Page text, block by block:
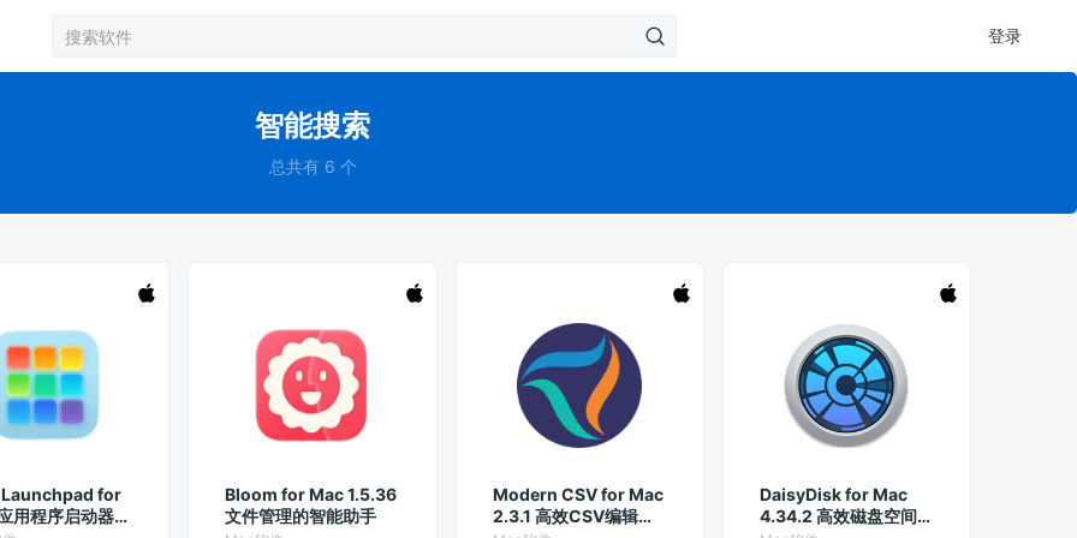
登录
智能搜索
总共有 6 个
for
用程序启动器界
Bloom for Mac 1.5.36
文件管理的智能助手
Modern CSV for Mac
2.3.1 高效CSV编辑与
DaisyDisk for Mac
4.34.2 高效磁盘空间分